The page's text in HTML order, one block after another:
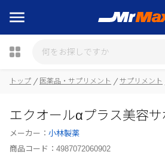
トップ 医薬品・サプリメント サプリメント
エクオールαプラス美容
メーカー： 小林製薬
商品コード： 4987072060902